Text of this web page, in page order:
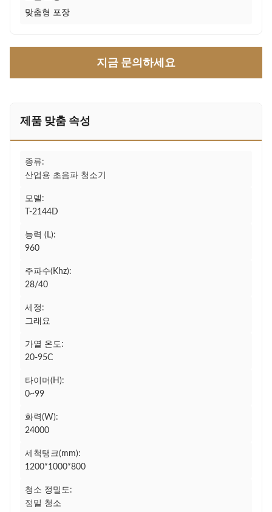
맞춤형 포장
지금 문의하세요
제품 맞춤 속성
종류:
산업용 초음파 청소기
모델:
T-2144D
능력 (L):
960
주파수(Khz):
28/40
세정:
그래요
가열 온도:
20-95C
타이머(H):
0~99
화력(W):
24000
세척탱크(mm):
1200*1000*800
청소 정밀도:
정밀 청소